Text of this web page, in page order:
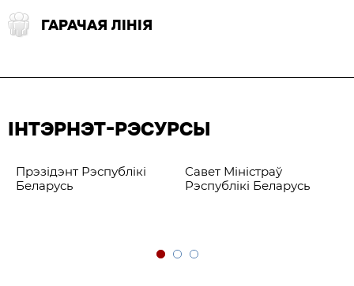
ГАРАЧАЯ ЛІНІЯ
ІНТЭРНЭТ-РЭСУРСЫ
Прэзідэнт Рэспублікі
Беларусь
Савет Міністраў
Рэспублікі Беларусь